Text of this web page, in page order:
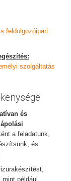
feldolgozóipari
szolgáltatás
és
a feladatunk,
és
például